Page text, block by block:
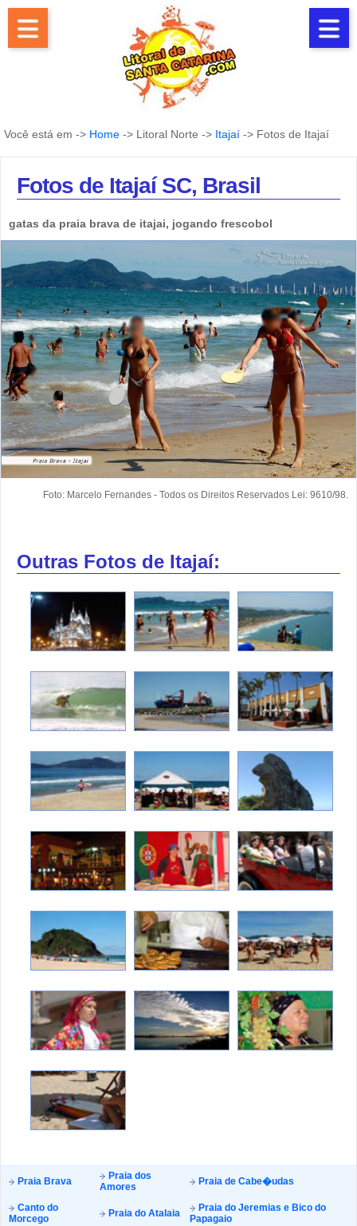
Você está em -> Home -> Litoral Norte -> Itajaí -> Fotos de Itajaí
Fotos de Itajaí SC, Brasil
gatas da praia brava de itajai, jogando frescobol
Foto: Marcelo Fernandes - Todos os Direitos Reservados Lei: 9610/98.
Outras Fotos de Itajaí:
Praia Brava
Praia dos
Amores
Praia de Cabe�udas
Canto do
Morcego
Praia do Atalaia
Praia do Jeremias e Bico do
Papagaio